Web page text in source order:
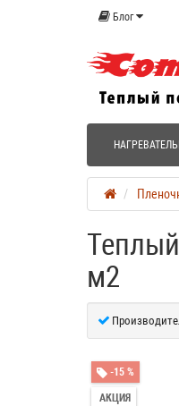
Блог
м2
-15 %
АКЦИЯ